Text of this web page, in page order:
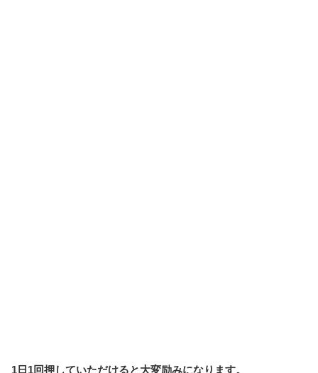
1日1回押していただけると大変励みになります。